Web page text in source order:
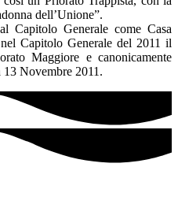
dell’Unione”.
Capitolo Generale come Casa
Capitolo Generale del 2011 il
Maggiore e canonicamente
13 Novembre 2011.